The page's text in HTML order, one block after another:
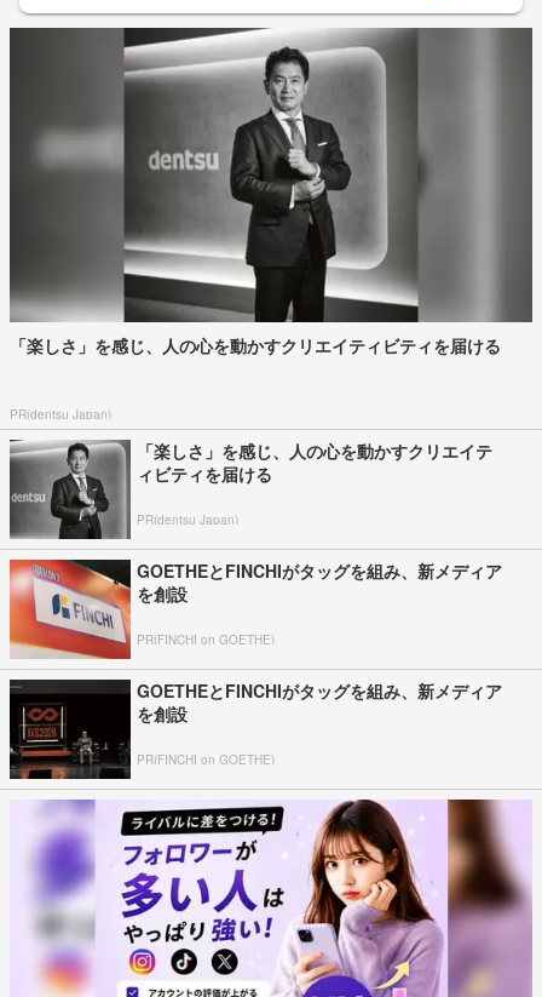
「楽しさ」を感じ、人の心を動かすクリエイティビティを届ける
PR(dentsu Japan)
「楽しさ」を感じ、人の心を動かすクリエイテ
ィビティを届ける
PR(dentsu Japan)
GOETHEとFINCHIがタッグを組み、新メディア
を創設
PR(FINCHI on GOETHE)
GOETHEとFINCHIがタッグを組み、新メディア
を創設
PR(FINCHI on GOETHE)